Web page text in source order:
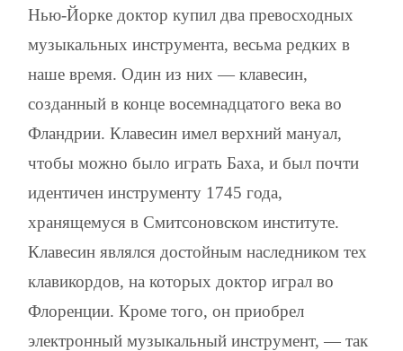
Нью-Йорке доктор купил два превосходных
музыкальных инструмента, весьма редких в
наше время. Один из них — клавесин,
созданный в конце восемнадцатого века во
Фландрии. Клавесин имел верхний мануал,
чтобы можно было играть Баха, и был почти
идентичен инструменту 1745 года,
хранящемуся в Смитсоновском институте.
Клавесин являлся достойным наследником тех
клавикордов, на которых доктор играл во
Флоренции. Кроме того, он приобрел
электронный музыкальный инструмент, — так